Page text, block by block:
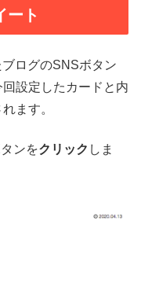
ート
ログのSNSボタン
設定したカードと内
ます。
ンをクリック しま